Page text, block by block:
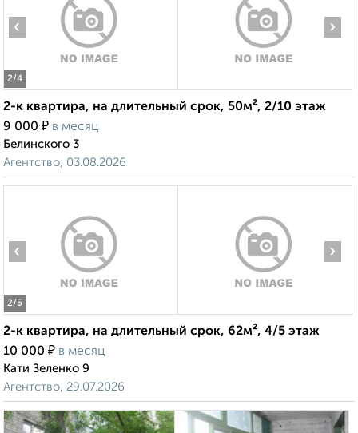
2/4
‹ ›
2-к квартира, на длительный срок, 50м², 2/10 этаж
9 000 ₽ в месяц
Белинского 3
Агентство, 03.08.2026
2/5
‹ ›
2-к квартира, на длительный срок, 62м², 4/5 этаж
10 000 ₽ в месяц
Кати Зеленко 9
Агентство, 29.07.2026